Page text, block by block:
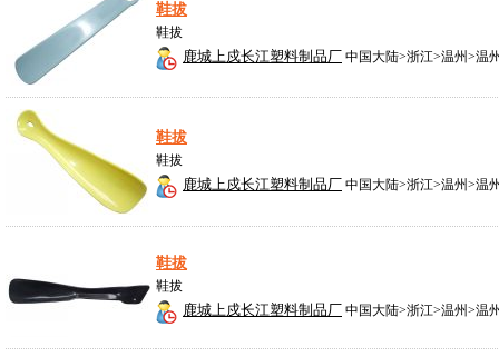
鞋拔
鞋拔
鹿城上戍长江塑料制品厂 中国大陆>浙江>温州>温
鞋拔
鞋拔
鹿城上戍长江塑料制品厂 中国大陆>浙江>温州>温
鞋拔
鞋拔
鹿城上戍长江塑料制品厂 中国大陆>浙江>温州>温